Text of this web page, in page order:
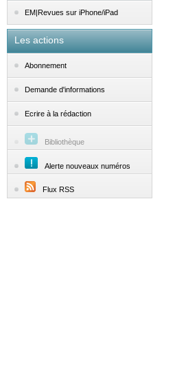
EM|Revues sur iPhone/iPad
Les actions
Abonnement
Demande d'informations
Ecrire à la rédaction
Bibliothèque
Alerte nouveaux numéros
Flux RSS